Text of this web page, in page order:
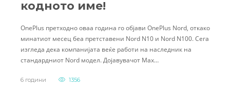
кодното име!
OnePlus претходно оваа година го објави OnePlus Nord, откако
минатиот месец беа претставени Nord N10 и Nord N100. Сега
изгледа дека компанијата веќе работи на наследник на
стандардниот Nord модел. Дојавувачот Max…
6 години 1356